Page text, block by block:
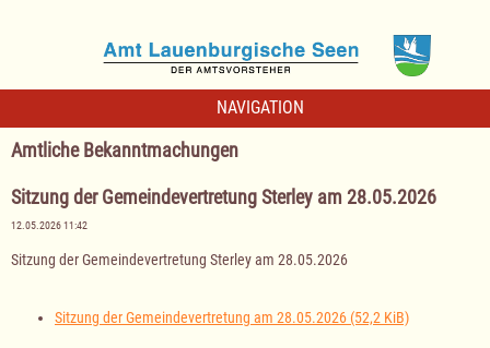
NAVIGATION
Amtliche Bekanntmachungen
Sitzung der Gemeindevertretung Sterley am 28.05.2026
12.05.2026 11:42
Sitzung der Gemeindevertretung Sterley am 28.05.2026
Sitzung der Gemeindevertretung am 28.05.2026 (52,2 KiB)